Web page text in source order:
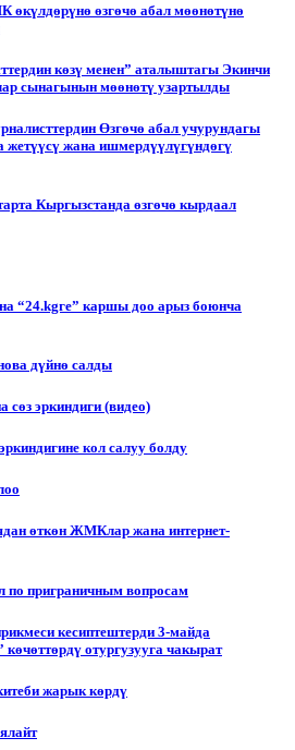
өзгөчө абал мөөнөтүнө
көзү менен” аталыштагы Экинчи
сынагынын мөөнөтү узартылды
Өзгөчө абал учурундагы
жана ишмердүүлүгүндөгү
Кыргызстанда өзгөчө кырдаал
“24.kgге” каршы доо арыз боюнча
дүйнө салды
эркиндиги (видео)
кол салуу болду
өткөн ЖМКлар жана интернет-
по приграничным вопросам
кесиптештерди 3-майда
отургузууга чакырат
жарык көрдү